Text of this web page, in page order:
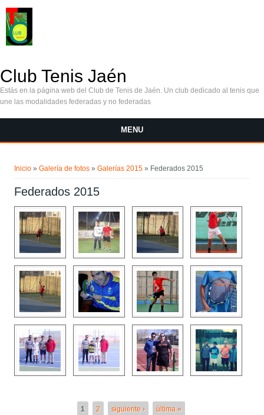
Club Tenis Jaén
Estás en la página web del Club de Tenis de Jaén. Un club dedicado al tenis que
une las modalidades federadas y no federadas
MENU
Inicio »Galería de fotos »Galerías 2015 » Federados 2015
Federados 2015
1 2 siguiente › última »